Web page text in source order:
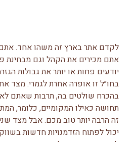
לקדם אתר בארץ זה משהו אחד.
אתם מכירים את הקהל וגם מבחינת
יודעים פחות או יותר את גבולות
בחו״ל זו אופרה אחרת לגמרי. מצד
בהכרח שולטים בה, תרבות שאתם לא
תחושה כאילו המקומיים, כלומר,
זה הרבה יותר טוב מכם. אבל מצד
יכול לפתוח הזדמנויות חדשות